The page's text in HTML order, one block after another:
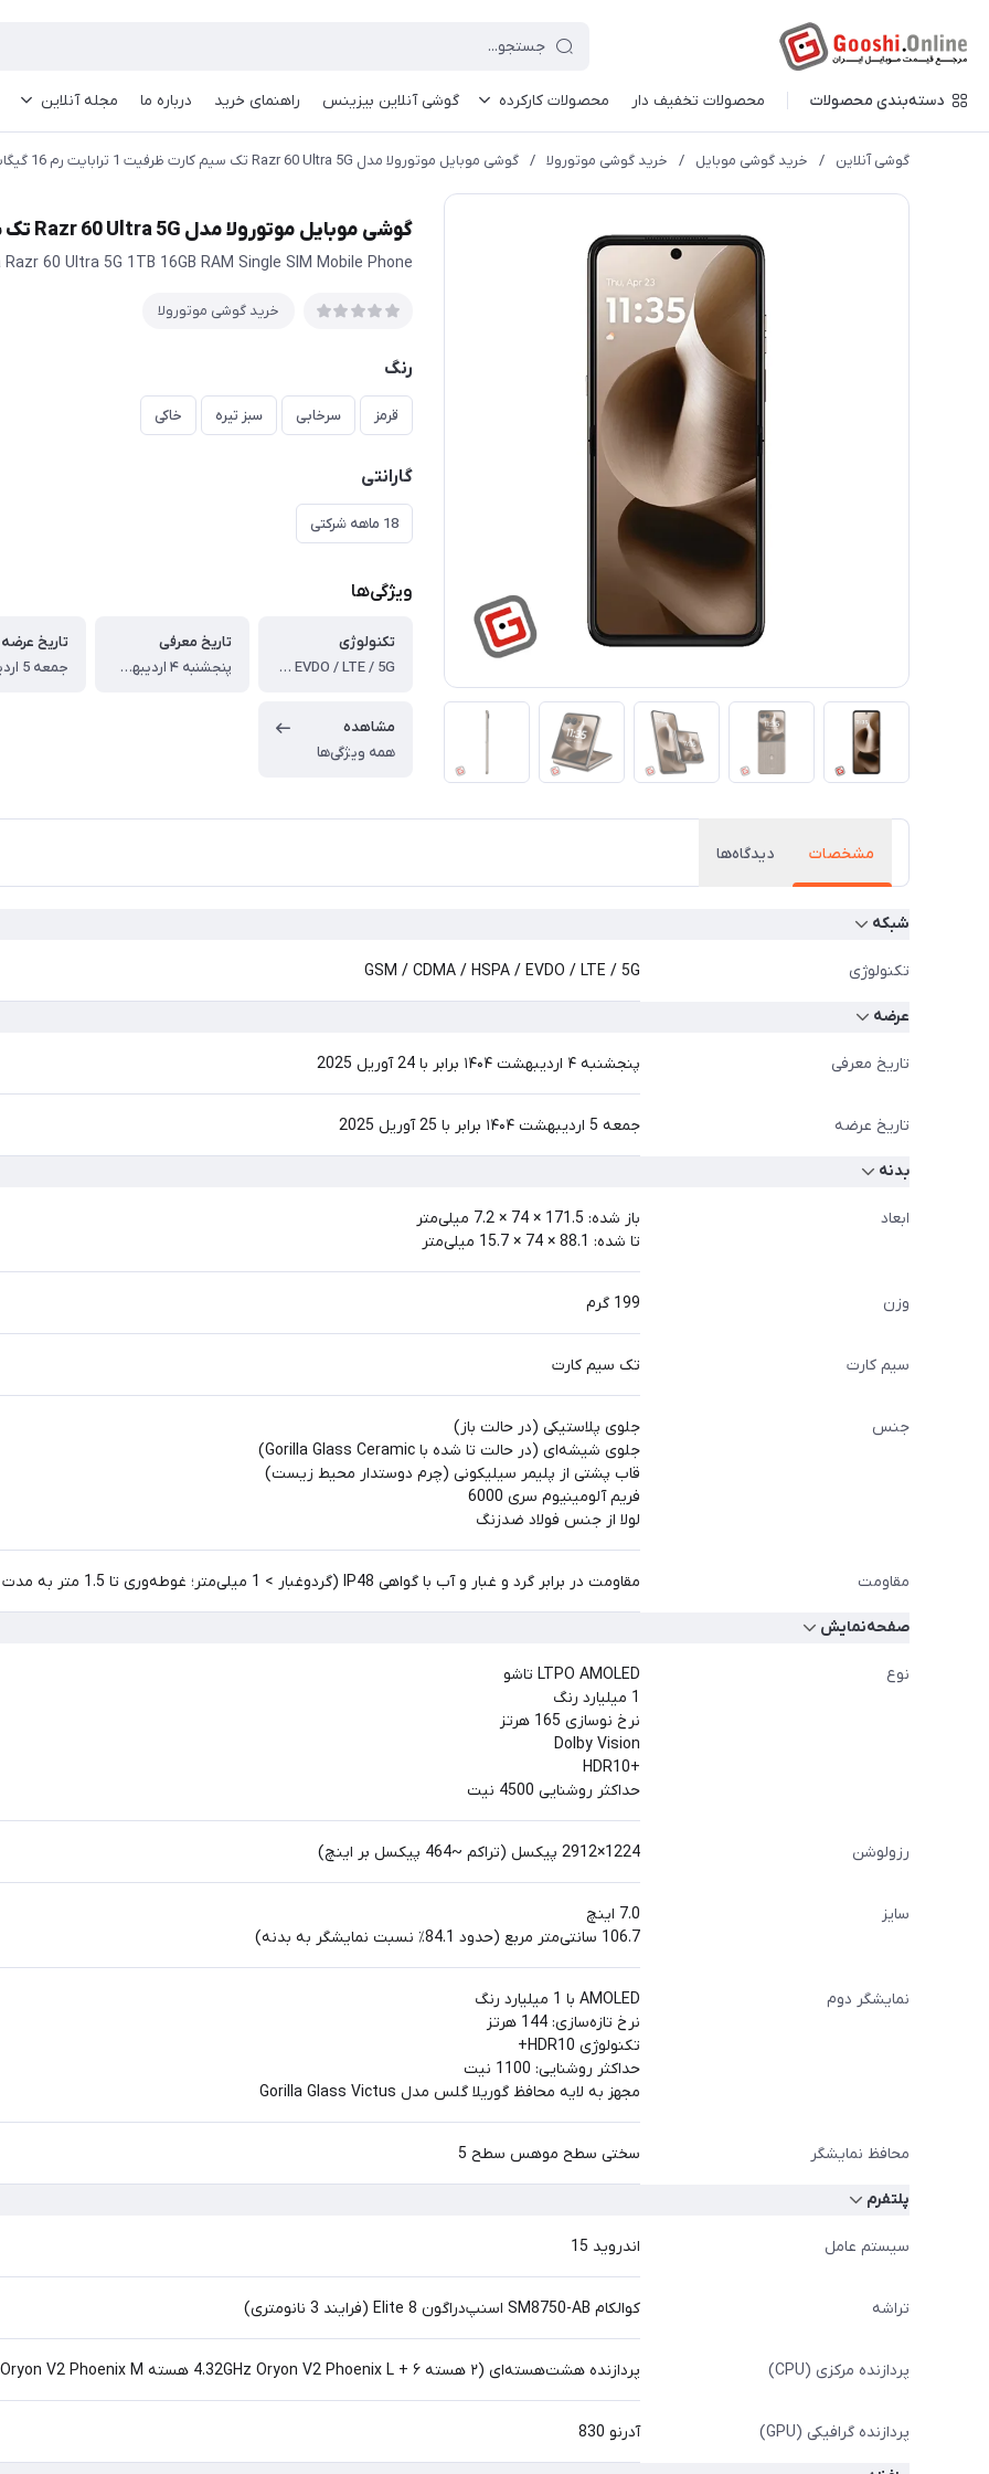
دسته‌بندی محصولات محصولات تخفیف دار محصولات کارکرده گوشی آنلاین بیزینس راهنمای خرید درباره ما مجله آنلاین
گوشی آنلاین / خرید گوشی موبایل / خرید گوشی موتورولا / گوشی موبایل موتورولا مدل Razr 60 Ultra 5G تک سیم کارت ظرفیت 1 ترابایت رم 16 گیگابایت
گوشی موبایل موتورولا مدل Razr 60 Ultra 5G تک سیم کارت ظرفیت 1 ترابایت رم 16 گیگابایت
60 Ultra 5G 1TB 16GB RAM Single SIM Mobile Phone
خرید گوشی موتورولا
رنگ
قرمز سرخابی سبز تیره خاکی
گارانتی
18 ماهه شرکتی
ویژگی‌ها
تکنولوژی
GSM / CDMA / HSPA / EVDO / LTE / 5G
تاریخ معرفی
پنجشنبه ۴ اردیبهشت ۱۴۰۴ برابر با 24 آوریل 2025
تاریخ عرضه
مشاهده
همه ویژگی‌ها
مشخصات دیدگاه‌ها
شبکه
تکنولوژی GSM / CDMA / HSPA / EVDO / LTE / 5G
عرضه
تاریخ معرفی پنجشنبه ۴ اردیبهشت ۱۴۰۴ برابر با 24 آوریل 2025
تاریخ عرضه جمعه 5 اردیبهشت ۱۴۰۴ برابر با 25 آوریل 2025
بدنه
ابعاد
باز شده: 171.5 × 74 × 7.2 میلی‌متر
تا شده: 88.1 × 74 × 15.7 میلی‌متر
وزن 199 گرم
سیم کارت تک سیم کارت
جنس
جلوی پلاستیکی (در حالت باز)
جلوی شیشه‌ای (در حالت تا شده با Gorilla Glass Ceramic)
قاب پشتی از پلیمر سیلیکونی (چرم دوستدار محیط زیست)
فریم آلومینیوم سری 6000
لولا از جنس فولاد ضدزنگ
مقاومت مقاومت در برابر گرد و غبار و آب با گواهی IP48 (گردوغبار > 1 میلی‌متر؛ غوطه‌وری تا 1.5 متر به مدت 30 دقیقه)
صفحه‌نمایش
نوع
LTPO AMOLED تاشو
1 میلیارد رنگ
نرخ نوسازی 165 هرتز
Dolby Vision
+HDR10
حداکثر روشنایی 4500 نیت
رزولوشن 1224×2912 پیکسل (تراکم ~464 پیکسل بر اینچ)
سایز
7.0 اینچ
106.7 سانتی‌متر مربع (حدود 84.1٪ نسبت نمایشگر به بدنه)
نمایشگر دوم
AMOLED با 1 میلیارد رنگ
نرخ تازه‌سازی: 144 هرتز
تکنولوژی HDR10+
حداکثر روشنایی: 1100 نیت
مجهز به لایه محافظ گوریلا گلس مدل Gorilla Glass Victus
محافظ نمایشگر سختی سطح موهس سطح 5
پلتفرم
سیستم عامل اندروید 15
تراشه کوالکام SM8750-AB اسنپ‌دراگون 8 Elite (فرایند 3 نانومتری)
پردازنده مرکزی (CPU) پردازنده هشت‌هسته‌ای (۲ هسته 4.32GHz Oryon V2 Phoenix L + ۶ هسته 3.53GHz Oryon V2 Phoenix M)
پردازنده گرافیکی (GPU) آدرنو 830